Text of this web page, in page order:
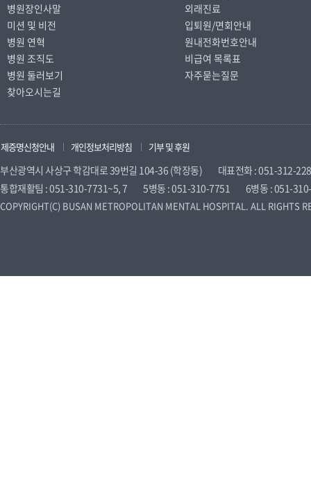
병원장인사말
미션 및 비전
병원 연혁
병원 조직도
병원 둘러보기
찾아오시는길
외래진료
입퇴원/면회안내
원내전화번호안내
비급여 목록표
자주묻는질문
제증명신청안내 개인정보처리방침 기부 및 후원
부산광역시 사상구 학감대로 39번길 104-36 (학장동)
대표전화 : 051-312-
통합재활팀 : 051-310-7731~5, 7
5병동 : 051-310-7751 6병동 : 051-
COPYRIGHT(C) BUSAN METROPOLITAN MENTAL HOSPITAL. ALL RIGHTS